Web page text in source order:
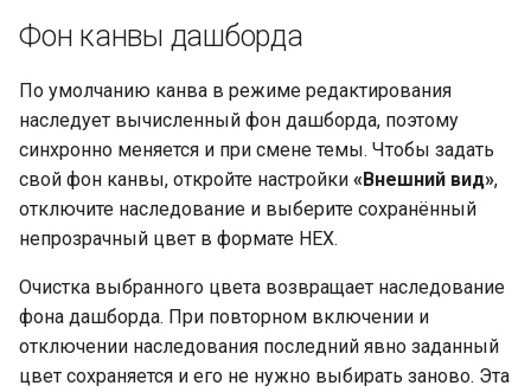
Фон канвы дашборда
По умолчанию канва в режиме редактирования
наследует вычисленный фон дашборда, поэтому
синхронно меняется и при смене темы. Чтобы задать
свой фон канвы, откройте настройки «Внешний вид»,
отключите наследование и выберите сохранённый
непрозрачный цвет в формате HEX.
Очистка выбранного цвета возвращает наследование
фона дашборда. При повторном включении и
отключении наследования последний явно заданный
цвет сохраняется и его не нужно выбирать заново. Эта